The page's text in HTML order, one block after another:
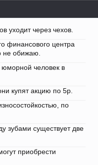
уходит через чехов.
финансового центра
не обижаю.
человек в
купят акцию по 5р.
по
зубами существует две
приобрести